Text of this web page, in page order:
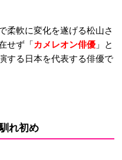
柔軟に変化を遂げる松山さ
せず「カメレオン俳優 」と
する日本を代表する俳優で
れ初め